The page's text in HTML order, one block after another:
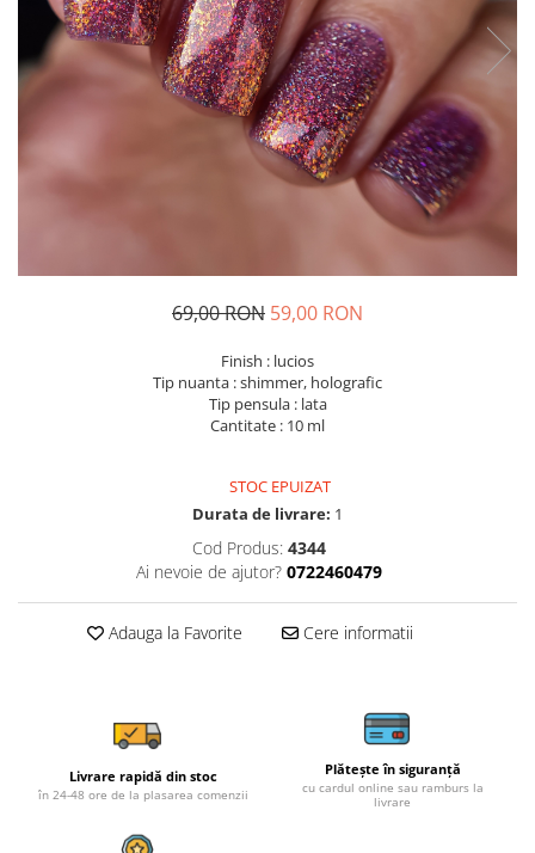
69,00 RON 59,00 RON
Finish : lucios
Tip nuanta : shimmer, holografic
Tip pensula : lata
Cantitate : 10 ml
STOC EPUIZAT
Durata de livrare: 1
Cod Produs: 4344
Ai nevoie de ajutor? 0722460479
Adauga la Favorite Cere informatii
Livrare rapidă din stoc
în 24-48 ore de la plasarea comenzii
Plătește în siguranță
cu cardul online sau ramburs la
livrare